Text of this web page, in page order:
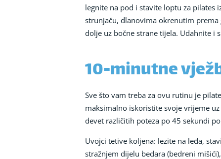
legnite na pod i stavite loptu za pilates
strunjaču, dlanovima okrenutim
dolje uz bočne strane tijela. Udahnite i
10-minutne
Sve što vam treba za ovu rutinu je
maksimalno iskoristite svoje vrijeme
devet različitih poteza po 45 sekundi
Uvojci tetive koljena: lezite na leđa,
stražnjem dijelu bedara (bedreni